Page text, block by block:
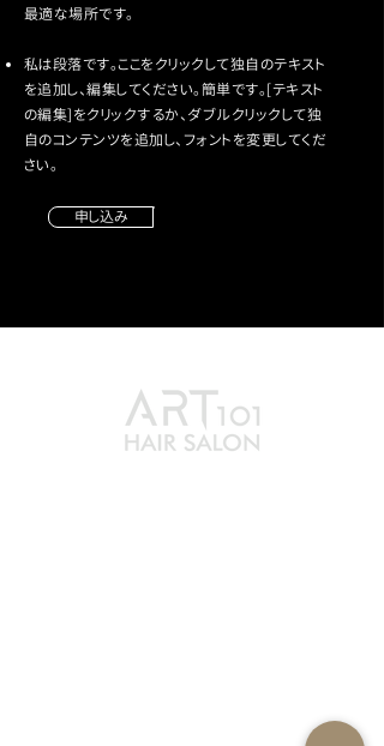
最適な場所です。
私は段落です。ここをクリックして独自のテキスト
を追加し、編集してください。簡単です。[テキスト
の編集]をクリックするか、ダブルクリックして独
自のコンテンツを追加し、フォントを変更してくだ
さい。
申し込み